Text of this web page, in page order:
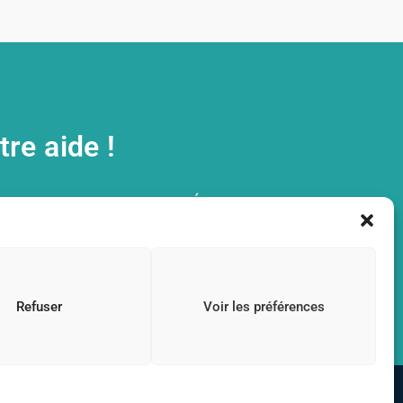
Refuser Voir les préférences
aide !
nous appuyons sur un réseau
revenus imposables.